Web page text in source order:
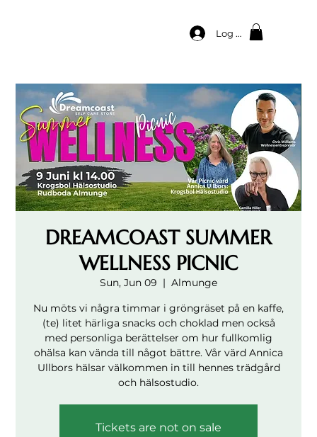
Log In
DREAMCOAST SUMMER
WELLNESS PICNIC
Sun, Jun 09
  |
Almunge
Nu möts vi några timmar i gröngräset på en kaffe,
(te) litet härliga snacks och choklad men också
med personliga berättelser om hur fullkomlig
ohälsa kan vända till något bättre. Vår värd Annica
Ullbors hälsar välkommen in till hennes trädgård
och hälsostudio.
Tickets are not on sale